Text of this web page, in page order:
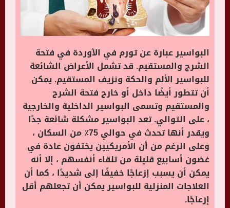
البواسير عبارة عن تورم في الأوردة في فتحة
الشرج والمستقيم. قد تشمل الأعراض الشائعة
للبواسير الألم والحكة ونزيف المستقيم. يمكن
أن تتطور أيضًا داخل أو خارج فتحة الشرج
والمستقيم وتسمى البواسير الداخلية والخارجية
، على التوالي. تعد البواسير مشكلة شائعة جدًا
ويقدر أنها تحدث في حوالي 75٪ من السكان ،
وعلى الرغم من أن الأمريكيين يختفون عادة في
غضون أسابيع قليلة من تلقاء أنفسهم ، إلا أنه
يمكن أن يسبب إزعاجًا خفيفًا إلى شديدًا ، كما أن
العلاجات المنزلية للبواسير يمكن أن تجعلهم أقل
إزعاجًا.